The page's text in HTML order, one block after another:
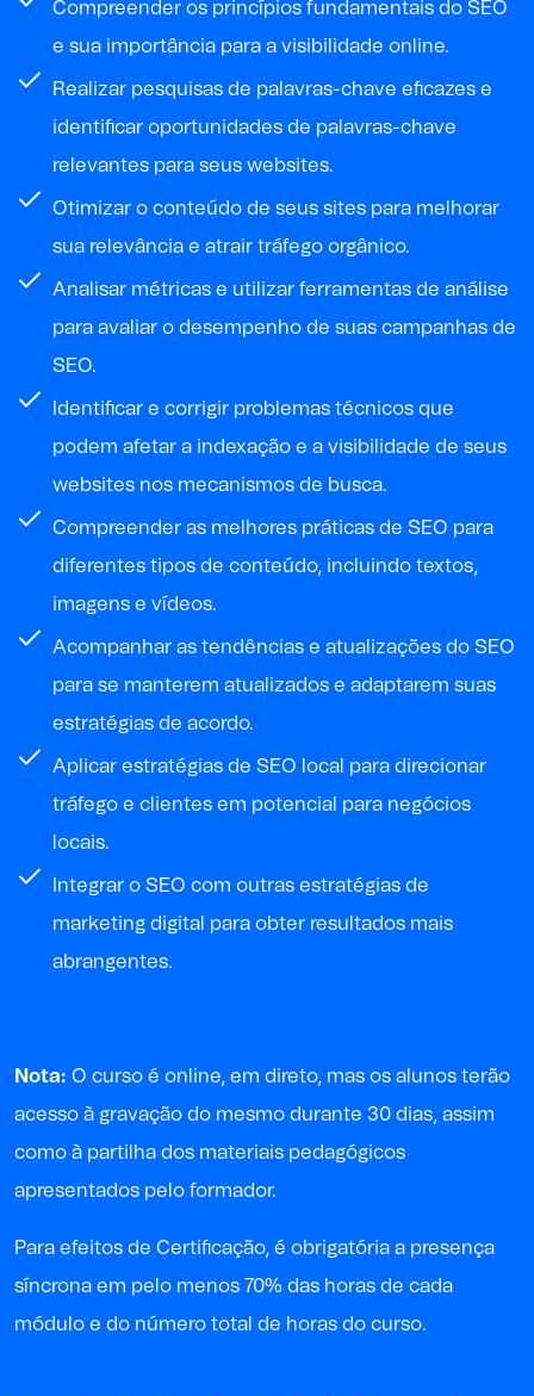
Compreender os princípios fundamentais do SEO
e sua importância para a visibilidade online.
Realizar pesquisas de palavras-chave eficazes e
identificar oportunidades de palavras-chave
relevantes para seus websites.
Otimizar o conteúdo de seus sites para melhorar
sua relevância e atrair tráfego orgânico.
Analisar métricas e utilizar ferramentas de análise
para avaliar o desempenho de suas campanhas de
SEO.
Identificar e corrigir problemas técnicos que
podem afetar a indexação e a visibilidade de seus
websites nos mecanismos de busca.
Compreender as melhores práticas de SEO para
diferentes tipos de conteúdo, incluindo textos,
imagens e vídeos.
Acompanhar as tendências e atualizações do SEO
para se manterem atualizados e adaptarem suas
estratégias de acordo.
Aplicar estratégias de SEO local para direcionar
tráfego e clientes em potencial para negócios
locais.
Integrar o SEO com outras estratégias de
marketing digital para obter resultados mais
abrangentes.
Nota: O curso é online, em direto, mas os alunos terão
acesso à gravação do mesmo durante 30 dias, assim
como à partilha dos materiais pedagógicos
apresentados pelo formador.
Para efeitos de Certificação, é obrigatória a presença
síncrona em pelo menos 70% das horas de cada
módulo e do número total de horas do curso.